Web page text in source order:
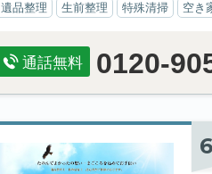
遺品整理 生前整理 特殊清掃 空き
通話無料 0120-
6